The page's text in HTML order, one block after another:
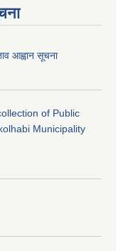
आह्वान सूचना
of Public
Municipality